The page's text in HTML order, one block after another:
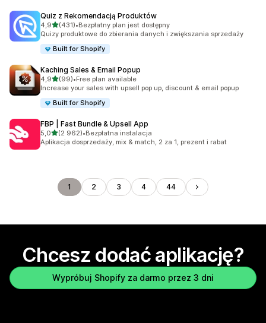
Quiz z Rekomendacją Produktów
4,9na 5 gwiazdek
(431)
Łączna liczba recenzji: 431
•Bezpłatny plan jest dostępny
Quizy produktowe do zbierania danych i zwiększania sprzedaży
Built for Shopify
Kaching Sales & Email Popup
4,9na 5 gwiazdek
(99)
Łączna liczba recenzji: 99
•Free plan available
Increase your sales with upsell pop up, discount & email popup
Built for Shopify
FBP | Fast Bundle & Upsell App
5,0na 5 gwiazdek
(2 962)
Łączna liczba recenzji: 2962
•Bezpłatna instalacja
Aplikacja dosprzedaży, mix & match, 2 za 1, prezent i rabat
1 2 3 4 44
Chcesz dodać aplikację?
Wypróbuj Shopify za darmo przez 3 dni